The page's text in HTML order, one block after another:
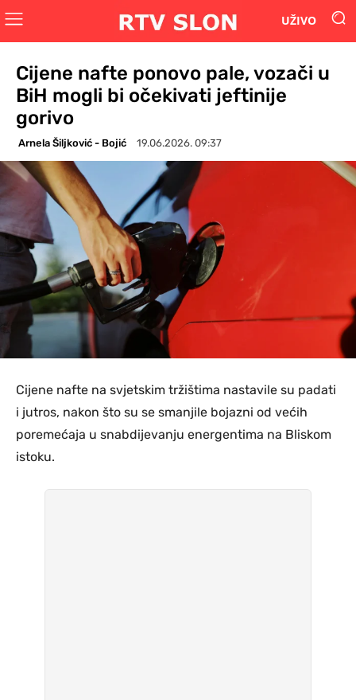
UŽIVO
Cijene nafte ponovo pale, vozači u
BiH mogli bi očekivati jeftinije
gorivo
Arnela Šiljković - Bojić 19.06.2026. 09:37
Cijene nafte na svjetskim tržištima nastavile su padati
i jutros, nakon što su se smanjile bojazni od većih
poremećaja u snabdijevanju energentima na Bliskom
istoku.